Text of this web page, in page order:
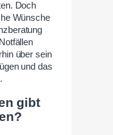
Doch
Wünsche
über sein
und das
gibt